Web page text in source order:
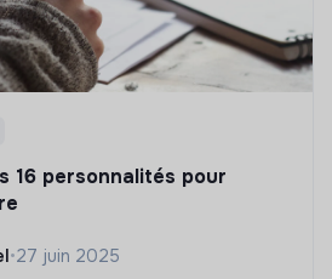
16 personnalités pour
•27 juin 2025